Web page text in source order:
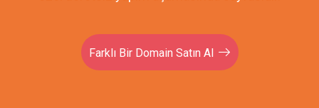
Farklı Bir Domain Satın Al